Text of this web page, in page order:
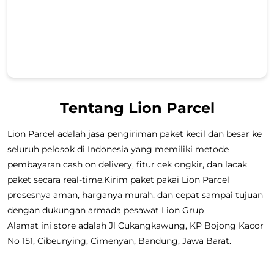
Tentang Lion Parcel
Lion Parcel adalah jasa pengiriman paket kecil dan besar ke
seluruh pelosok di Indonesia yang memiliki metode
pembayaran cash on delivery, fitur cek ongkir, dan lacak
paket secara real-time.Kirim paket pakai Lion Parcel
prosesnya aman, harganya murah, dan cepat sampai tujuan
dengan dukungan armada pesawat Lion Grup
Alamat ini store adalah Jl Cukangkawung, KP Bojong Kacor
No 151, Cibeunying, Cimenyan, Bandung, Jawa Barat.